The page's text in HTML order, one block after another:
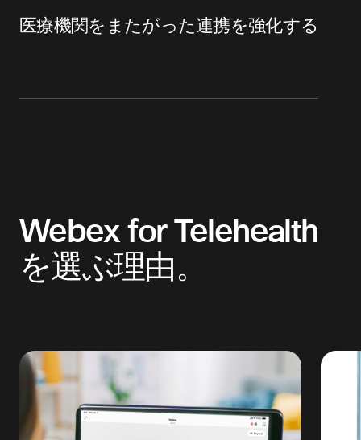
医療機関をまたがった連携を強化する
Webex for Telehealth
を選ぶ理由。